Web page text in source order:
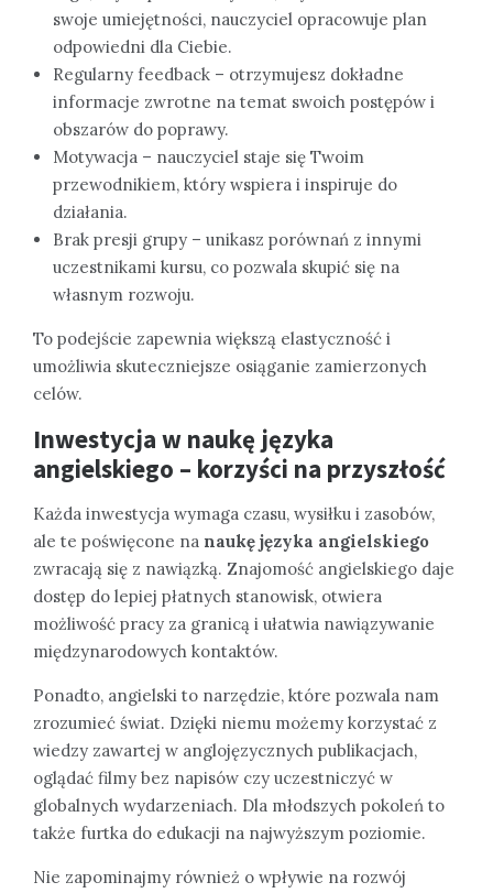
swoje umiejętności, nauczyciel opracowuje plan
odpowiedni dla Ciebie.
Regularny feedback – otrzymujesz dokładne
informacje zwrotne na temat swoich postępów i
obszarów do poprawy.
Motywacja – nauczyciel staje się Twoim
przewodnikiem, który wspiera i inspiruje do
działania.
Brak presji grupy – unikasz porównań z innymi
uczestnikami kursu, co pozwala skupić się na
własnym rozwoju.
To podejście zapewnia większą elastyczność i
umożliwia skuteczniejsze osiąganie zamierzonych
celów.
Inwestycja w naukę języka
angielskiego – korzyści na przyszłość
Każda inwestycja wymaga czasu, wysiłku i zasobów,
ale te poświęcone na naukę języka angielskiego
zwracają się z nawiązką. Znajomość angielskiego daje
dostęp do lepiej płatnych stanowisk, otwiera
możliwość pracy za granicą i ułatwia nawiązywanie
międzynarodowych kontaktów.
Ponadto, angielski to narzędzie, które pozwala nam
zrozumieć świat. Dzięki niemu możemy korzystać z
wiedzy zawartej w anglojęzycznych publikacjach,
oglądać filmy bez napisów czy uczestniczyć w
globalnych wydarzeniach. Dla młodszych pokoleń to
także furtka do edukacji na najwyższym poziomie.
Nie zapominajmy również o wpływie na rozwój